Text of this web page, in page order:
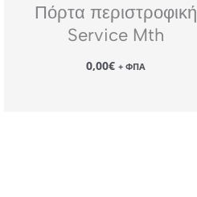
Πόρτα περιστροφική
Service Mth
0,00€ + ΦΠΑ